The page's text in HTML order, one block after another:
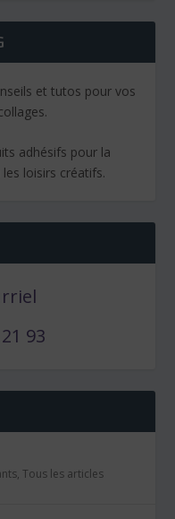
et tutos pour vos
adhésifs pour la
loisirs créatifs.
93
,Tous les articles